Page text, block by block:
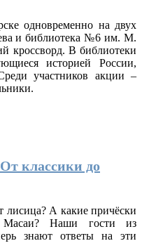
одновременно на двух
и библиотека №6 им. М.
кроссворд. В библиотеки
историей России,
участников акции –
классики до
лисица? А какие причёски
Наши гости из
знают ответы на эти